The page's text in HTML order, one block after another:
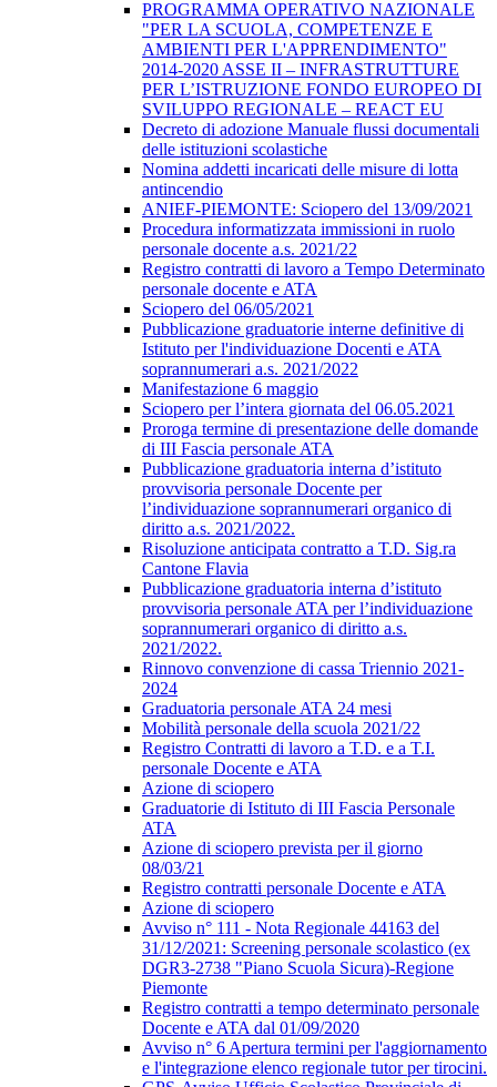
PROGRAMMA OPERATIVO NAZIONALE
"PER LA SCUOLA, COMPETENZE E
AMBIENTI PER L'APPRENDIMENTO"
2014-2020 ASSE II – INFRASTRUTTURE
PER L’ISTRUZIONE FONDO EUROPEO DI
SVILUPPO REGIONALE – REACT EU
Decreto di adozione Manuale flussi documentali
delle istituzioni scolastiche
Nomina addetti incaricati delle misure di lotta
antincendio
ANIEF-PIEMONTE: Sciopero del 13/09/2021
Procedura informatizzata immissioni in ruolo
personale docente a.s. 2021/22
Registro contratti di lavoro a Tempo Determinato
personale docente e ATA
Sciopero del 06/05/2021
Pubblicazione graduatorie interne definitive di
Istituto per l'individuazione Docenti e ATA
soprannumerari a.s. 2021/2022
Manifestazione 6 maggio
Sciopero per l’intera giornata del 06.05.2021
Proroga termine di presentazione delle domande
di III Fascia personale ATA
Pubblicazione graduatoria interna d’istituto
provvisoria personale Docente per
l’individuazione soprannumerari organico di
diritto a.s. 2021/2022.
Risoluzione anticipata contratto a T.D. Sig.ra
Cantone Flavia
Pubblicazione graduatoria interna d’istituto
provvisoria personale ATA per l’individuazione
soprannumerari organico di diritto a.s.
2021/2022.
Rinnovo convenzione di cassa Triennio 2021-
2024
Graduatoria personale ATA 24 mesi
Mobilità personale della scuola 2021/22
Registro Contratti di lavoro a T.D. e a T.I.
personale Docente e ATA
Azione di sciopero
Graduatorie di Istituto di III Fascia Personale
ATA
Azione di sciopero prevista per il giorno
08/03/21
Registro contratti personale Docente e ATA
Azione di sciopero
Avviso n° 111 - Nota Regionale 44163 del
31/12/2021: Screening personale scolastico (ex
DGR3-2738 "Piano Scuola Sicura)-Regione
Piemonte
Registro contratti a tempo determinato personale
Docente e ATA dal 01/09/2020
Avviso n° 6 Apertura termini per l'aggiornamento
e l'integrazione elenco regionale tutor per tirocini.